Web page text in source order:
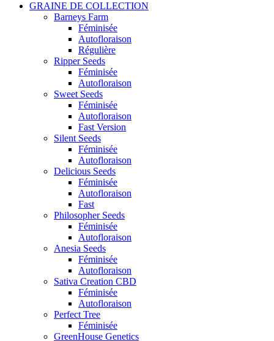
GRAINE DE COLLECTION
Barneys Farm
Féminisée
Autofloraison
Régulière
Ripper Seeds
Féminisée
Autofloraison
Sweet Seeds
Féminisée
Autofloraison
Fast Version
Silent Seeds
Féminisée
Autofloraison
Delicious Seeds
Féminisée
Autofloraison
Fast
Philosopher Seeds
Féminisée
Autofloraison
Anesia Seeds
Féminisée
Autofloraison
Sativa Creation CBD
Féminisée
Autofloraison
Perfect Tree
Féminisée
GreenHouse Genetics